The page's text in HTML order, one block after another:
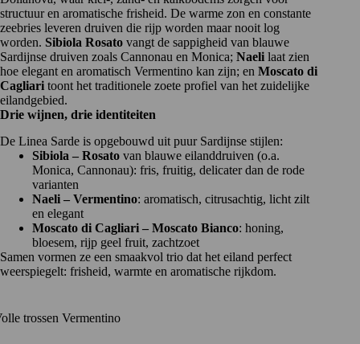
structuur en aromatische frisheid. De warme zon en constante
zeebries leveren druiven die rijp worden maar nooit log
worden. Sibiola Rosato vangt de sappigheid van blauwe
Sardijnse druiven zoals Cannonau en Monica; Naeli laat zien
hoe elegant en aromatisch Vermentino kan zijn; en Moscato di
Cagliari toont het traditionele zoete profiel van het zuidelijke
eilandgebied.
Drie wijnen, drie identiteiten
De Linea Sarde is opgebouwd uit puur Sardijnse stijlen:
Sibiola – Rosato van blauwe eilanddruiven (o.a.
Monica, Cannonau): fris, fruitig, delicater dan de rode
varianten
Naeli – Vermentino: aromatisch, citrusachtig, licht zilt
en elegant
Moscato di Cagliari – Moscato Bianco: honing,
bloesem, rijp geel fruit, zachtzoet
Samen vormen ze een smaakvol trio dat het eiland perfect
weerspiegelt: frisheid, warmte en aromatische rijkdom.